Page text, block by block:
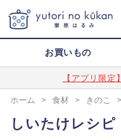
お買いもの
【アプリ限
ホーム > 食材 > きのこ >
しいたけレシピ